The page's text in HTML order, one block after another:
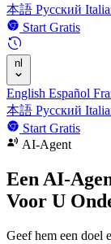
本語 Русский
Start Gratis
nl
English Español
本語 Русский
Start Gratis
AI-Agent
Een AI-
Voor U
Geef hem een doel